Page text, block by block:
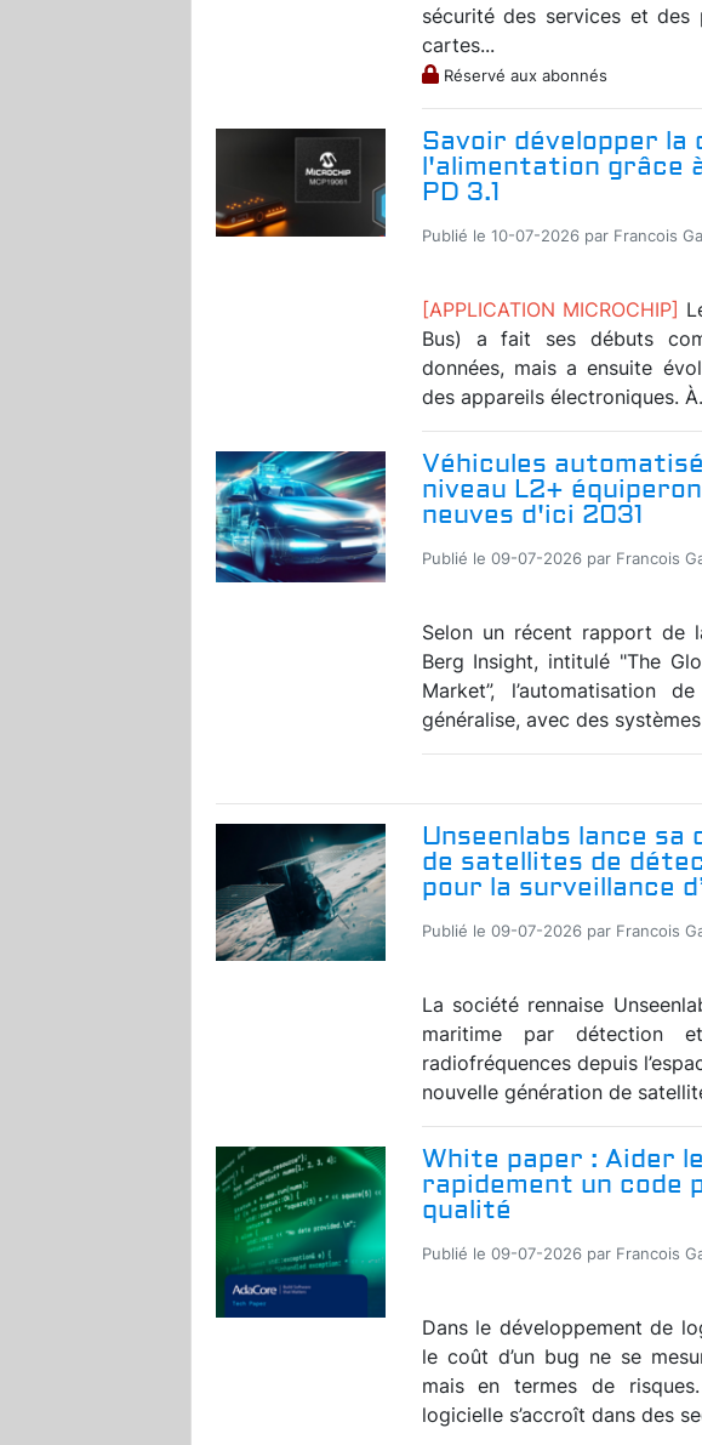
sécurité des services et des
cartes...
Réservé aux abonnés
Savoir développer
l'alimentation grâce
PD 3.1
Publié le 10-07-2026 par Francois
[APPLICATION MICROCHIP]
Bus) a fait ses débuts
données, mais a ensuite
des appareils électroniques.
Véhicules
niveau L2+
neuves d'ici 2031
Publié le 09-07-2026 par Francois
Selon un récent rapport de
Berg Insight, intitulé "The
Market”, l’automatisation
généralise, avec des
Unseenlabs lance sa
de satellites de
pour la surveillance
Publié le 09-07-2026 par Francois
La société rennaise
maritime par détection
radiofréquences depuis
nouvelle génération de
White paper : Aider
rapidement un code
qualité
Publié le 09-07-2026 par Francois
Dans le développement de
le coût d’un bug ne se
mais en termes de
logicielle s’accroît dans des